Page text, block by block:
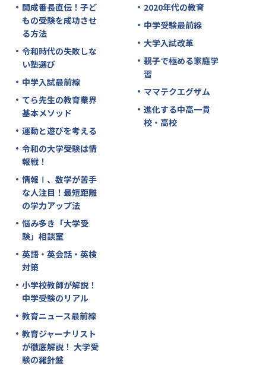
開成番長直伝！子ど
もの受験を成功させ
る方法
令和時代の失敗しな
い塾選び
中学入試最前線
てら先生の教育業界
基本メソッド
運動と遊びを考える
令和の大学受験は情
報戦！
情報Ⅰ、数学が苦手
な人注目！最短距離
の学力アップ法
悩み多き「大学受
験」相談室
英語・英会話・英検
対策
小学校教師が解説！
中学受験のリアル
教育ニュース最前線
教育ジャーナリスト
が徹底解説！ 大学受
験の羅針盤
2020年代の教育
中学受験最前線
大学入試改革
親子で極める家庭学
習
ママテクエグザム
進化する中高一貫
校・高校